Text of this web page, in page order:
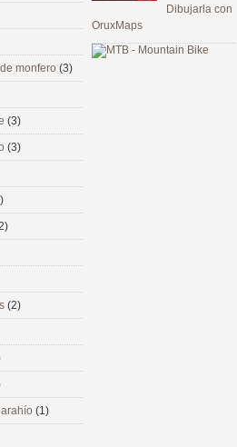
Dibujarla con
OruxMaps
monfero (3)
(3)
(3)
(2)
(1)